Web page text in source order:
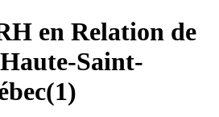
en Relation de
Saint-
(1)